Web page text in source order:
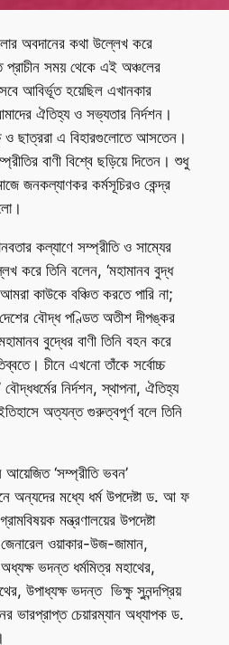
অবদানের কথা উল্লেখ করে
সময় থেকে এই অঞ্চলের
আবির্ভূত হয়েছিল এখানকার
ঐতিহ্য ও সভ্যতার নির্দশন।
ও ছাত্ররা এ বিহারগুলোতে আসতেন।
বাণী বিশ্বে ছড়িয়ে দিতেন। শুধু
জনকল্যাণকর কর্মসূচিরও কেন্দ্র
কল্যাণে সম্প্রীতি ও সাম্যের
করে তিনি বলেন, ‘মহামানব বুদ্ধ
কাউকে বঞ্চিত করতে পারি না;
বৌদ্ধ পণ্ডিত অতীশ দীপঙ্কর
বুদ্ধের বাণী তিনি বহন করে
চীনে এখনো তাঁকে সর্বোচ্চ
বৌদ্ধধর্মের নির্দশন, স্থাপনা, ঐতিহ্য
অত্যন্ত গুরুত্বপূর্ণ বলে তিনি
আয়েজিত ‘সম্প্রীতি ভবন’
অন্যদের মধ্যে ধর্ম উপদেষ্টা ড. আ ফ
মন্ত্রণালয়ের উপদেষ্টা
ওয়াকার-উজ-জামান,
ভদন্ত ধর্মমিত্র মহাথের,
উপাধ্যক্ষ ভদন্ত ভিক্ষু সুনন্দপ্রিয়
ভারপ্রাপ্ত চেয়ারম্যান অধ্যাপক ড.